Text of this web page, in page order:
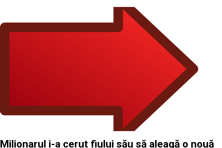
Milionarul i-a cerut fiului său să aleagă o nouă